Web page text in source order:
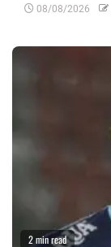
08/08/2026
2 min read